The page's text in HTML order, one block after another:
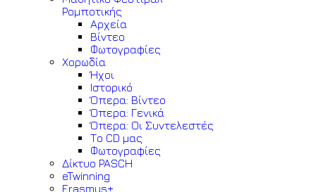
Ρομποτικής
Αρχεία
Βίντεο
Φωτογραφίες
Χορωδία
Ήχοι
Ιστορικό
Όπερα: Βίντεο
Όπερα: Γενικά
Όπερα: Οι Συντελεστές
Το CD μας
Φωτογραφίες
Δίκτυο PASCH
eTwinning
Erasmus+